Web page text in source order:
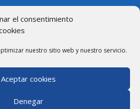
el consentimiento
nuestro sitio web y nuestro servicio.
Aceptar cookies
Denegar
anfora
+34 943090930